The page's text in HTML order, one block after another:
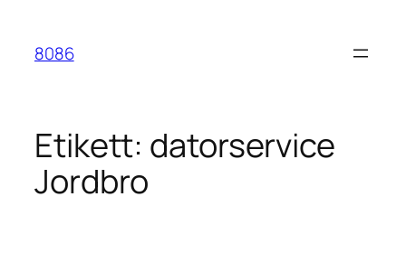
innehåll
8086
Etikett: datorservice
Jordbro